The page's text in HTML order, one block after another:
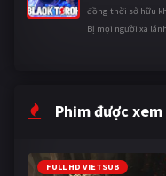
đồng thời sở hữu
Bị mọi người xa
Phim được xem
FULL HD VIETSUB